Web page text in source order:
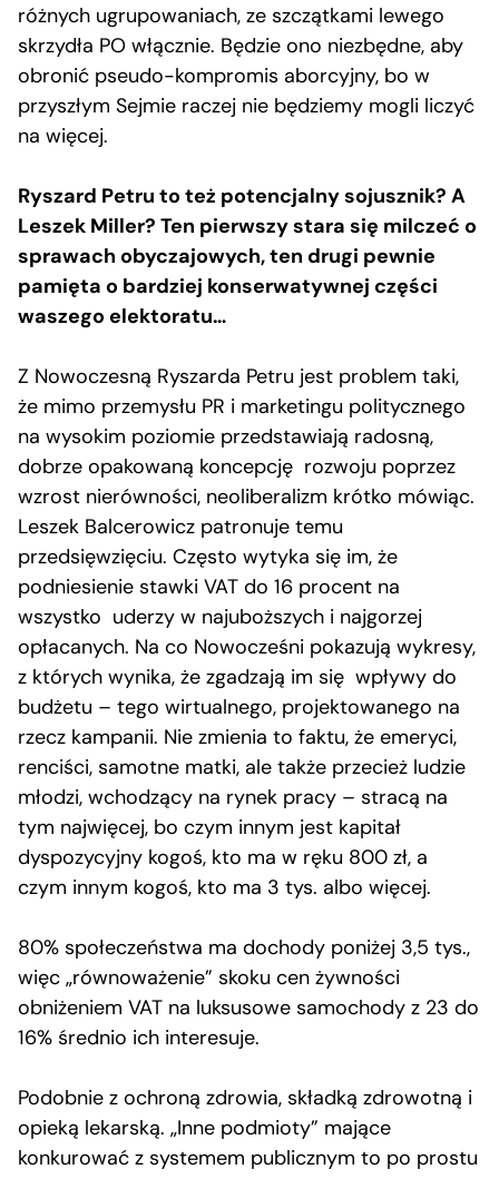
różnych ugrupowaniach, ze szczątkami lewego
skrzydła PO włącznie. Będzie ono niezbędne, aby
obronić pseudo-kompromis aborcyjny, bo w
przyszłym Sejmie raczej nie będziemy mogli liczyć
na więcej.
Ryszard Petru to też potencjalny sojusznik? A
Leszek Miller? Ten pierwszy stara się milczeć o
sprawach obyczajowych, ten drugi pewnie
pamięta o bardziej konserwatywnej części
waszego elektoratu…
Z Nowoczesną Ryszarda Petru jest problem taki,
że mimo przemysłu PR i marketingu politycznego
na wysokim poziomie przedstawiają radosną,
dobrze opakowaną koncepcję rozwoju poprzez
wzrost nierówności, neoliberalizm krótko mówiąc.
Leszek Balcerowicz patronuje temu
przedsięwzięciu. Często wytyka się im, że
podniesienie stawki VAT do 16 procent na
wszystko uderzy w najuboższych i najgorzej
opłacanych. Na co Nowocześni pokazują wykresy,
z których wynika, że zgadzają im się wpływy do
budżetu – tego wirtualnego, projektowanego na
rzecz kampanii. Nie zmienia to faktu, że emeryci,
renciści, samotne matki, ale także przecież ludzie
młodzi, wchodzący na rynek pracy – stracą na
tym najwięcej, bo czym innym jest kapitał
dyspozycyjny kogoś, kto ma w ręku 800 zł, a
czym innym kogoś, kto ma 3 tys. albo więcej.
80% społeczeństwa ma dochody poniżej 3,5 tys.,
więc „równoważenie” skoku cen żywności
obniżeniem VAT na luksusowe samochody z 23 do
16% średnio ich interesuje.
Podobnie z ochroną zdrowia, składką zdrowotną i
opieką lekarską. „Inne podmioty” mające
konkurować z systemem publicznym to po prostu